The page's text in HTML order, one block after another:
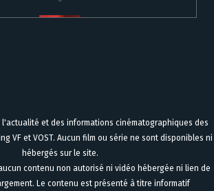
et des informations cinématographiques des
VF et VOST. Aucun film ou série ne sont disponibles ni
hébergés sur le site.
contenu non autorisé ni vidéo hébergée ni lien de
Le contenu est présenté à titre informatif